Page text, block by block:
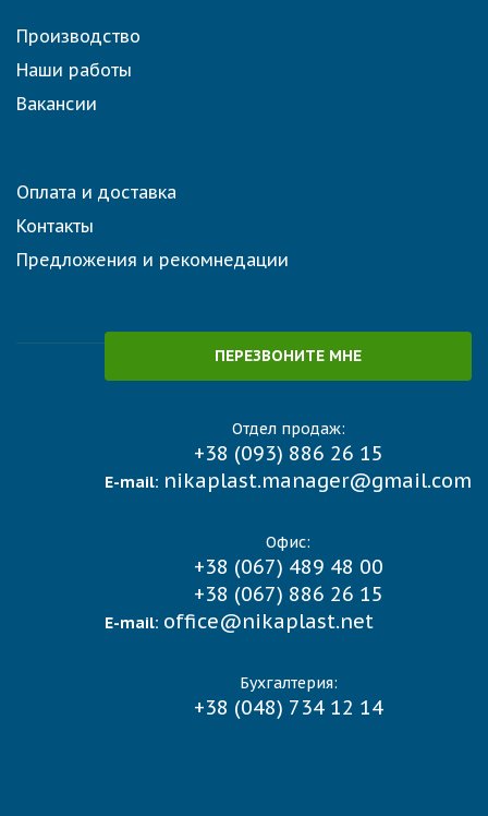
Производство
Наши работы
Вакансии
Оплата и доставка
Контакты
Предложения и рекомнедации
ПЕРЕЗВОНИТЕ МНЕ
Отдел продаж:
+38 (093) 886 26 15
E-mail: nikaplast.manager@gmail.com
Офис:
+38 (067) 489 48 00
+38 (067) 886 26 15
E-mail: office@nikaplast.net
Бухгалтерия:
+38 (048) 734 12 14